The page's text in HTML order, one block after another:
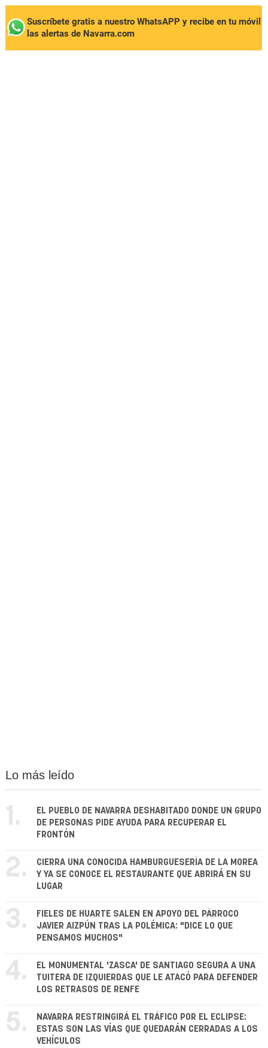
Suscríbete gratis a nuestro WhatsAPP y recibe en tu móvil
las alertas de Navarra.com
Lo más leído
1.
EL PUEBLO DE NAVARRA DESHABITADO DONDE UN GRUPO
DE PERSONAS PIDE AYUDA PARA RECUPERAR EL
FRONTÓN
2.
CIERRA UNA CONOCIDA HAMBURGUESERÍA DE LA MOREA
Y YA SE CONOCE EL RESTAURANTE QUE ABRIRÁ EN SU
LUGAR
3.
FIELES DE HUARTE SALEN EN APOYO DEL PÁRROCO
JAVIER AIZPÚN TRAS LA POLÉMICA: "DICE LO QUE
PENSAMOS MUCHOS"
4.
EL MONUMENTAL 'ZASCA' DE SANTIAGO SEGURA A UNA
TUITERA DE IZQUIERDAS QUE LE ATACÓ PARA DEFENDER
LOS RETRASOS DE RENFE
5.
NAVARRA RESTRINGIRÁ EL TRÁFICO POR EL ECLIPSE:
ESTAS SON LAS VÍAS QUE QUEDARÁN CERRADAS A LOS
VEHÍCULOS